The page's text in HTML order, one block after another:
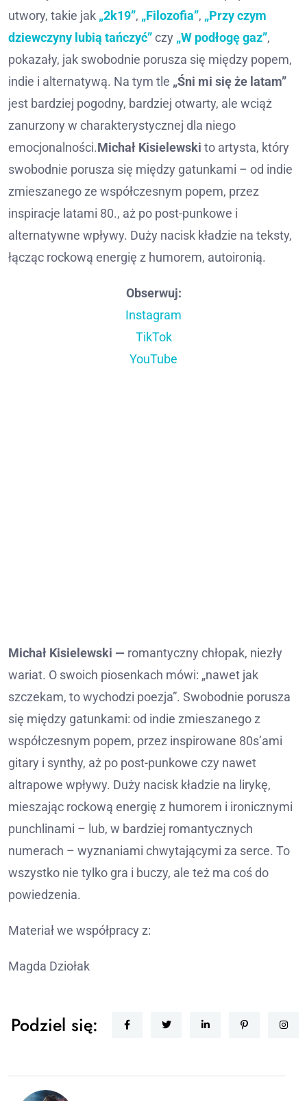
utwory, takie jak „2k19”, „Filozofia”, „Przy czym
dziewczyny lubią tańczyć”czy „W podłogę gaz”,
pokazały, jak swobodnie porusza się między popem,
indie i alternatywą. Na tym tle „Śni mi się że latam”
jest bardziej pogodny, bardziej otwarty, ale wciąż
zanurzony w charakterystycznej dla niego
emocjonalności.Michał Kisielewski to artysta, który
swobodnie porusza się między gatunkami – od indie
zmieszanego ze współczesnym popem, przez
inspiracje latami 80., aż po post-punkowe i
alternatywne wpływy. Duży nacisk kładzie na teksty,
łącząc rockową energię z humorem, autoironią.
Obserwuj:
Instagram
TikTok
YouTube
Michał Kisielewski — romantyczny chłopak, niezły
wariat. O swoich piosenkach mówi: „nawet jak
szczekam, to wychodzi poezja”. Swobodnie porusza
się między gatunkami: od indie zmieszanego z
współczesnym popem, przez inspirowane 80s’ami
gitary i synthy, aż po post-punkowe czy nawet
altrapowe wpływy. Duży nacisk kładzie na lirykę,
mieszając rockową energię z humorem i ironicznymi
punchlinami – lub, w bardziej romantycznych
numerach – wyznaniami chwytającymi za serce. To
wszystko nie tylko gra i buczy, ale też ma coś do
powiedzenia.
Materiał we współpracy z:
Magda Dziołak
Podziel się: